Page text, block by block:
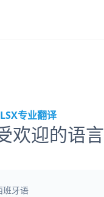
专业翻译
欢迎的语言
班牙语